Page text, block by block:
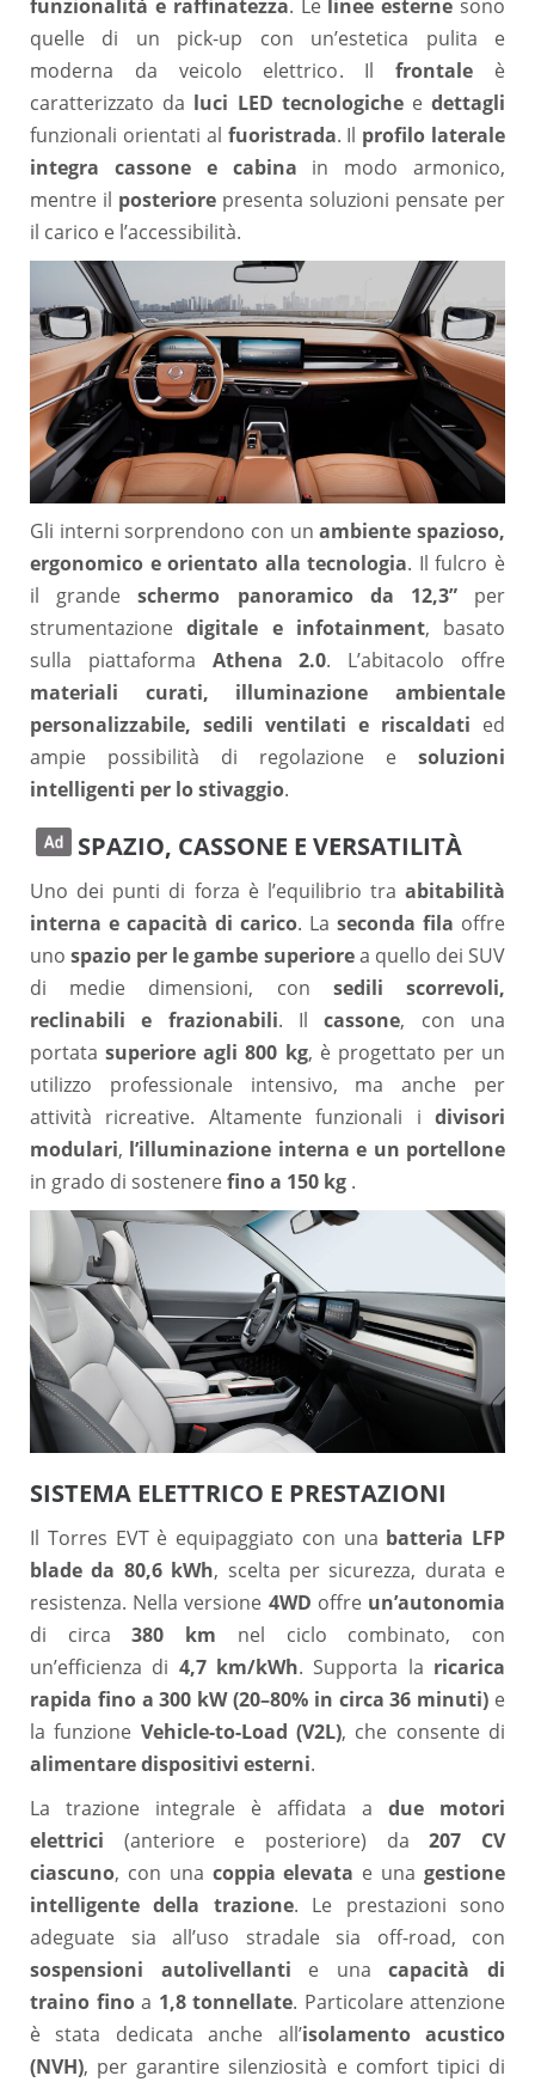
funzionalità e raffinatezza. Le linee esterne sono
quelle di un pick-up con un’estetica pulita e
moderna da veicolo elettrico. Ilfrontale è
caratterizzato da luci LED tecnologicheedettagli
funzionali orientati al fuoristrada. Il profilo laterale
integra cassone e cabina in modo armonico,
mentre il posteriore presenta soluzioni pensate per
il carico e l’accessibilità.
Gli interni sorprendono con unambiente spazioso,
ergonomico e orientato alla tecnologia. Il fulcro è
il grandeschermo panoramico da 12,3”per
strumentazionedigitale e infotainment, basato
sulla piattaforma Athena 2.0. L’abitacolo offre
materiali curati, illuminazione ambientale
personalizzabile, sedili ventilati e riscaldati ed
ampie possibilità di regolazione e soluzioni
intelligenti per lo stivaggio.
SPAZIO, CASSONE E VERSATILITÀ
Uno dei punti di forza è l’equilibrio tra abitabilità
interna e capacità di carico. La seconda fila offre
unospazio per le gambe superiorea quello dei SUV
di medie dimensioni, con sedili scorrevoli,
reclinabili e frazionabili. Ilcassone, con una
portatasuperiore agli 800 kg, è progettato per un
utilizzo professionale intensivo, ma anche per
attività ricreative. Altamente funzionali i divisori
modulari, l’illuminazione interna e un portellone
in grado di sostenerefino a 150 kg .
SISTEMA ELETTRICO E PRESTAZIONI
Il Torres EVT è equipaggiato con una batteria LFP
blade da 80,6 kWh, scelta per sicurezza, durata e
resistenza. Nella versione 4WD offre un’autonomia
di circa380 km nel ciclo combinato, con
un’efficienza di 4,7 km/kWh. Supporta la ricarica
rapida fino a 300 kW (20–80% in circa 36 minuti) e
la funzione Vehicle-to-Load (V2L), che consente di
alimentare dispositivi esterni.
La trazione integrale è affidata a due motori
elettrici (anteriore e posteriore) da207 CV
ciascuno, con una coppia elevata e unagestione
intelligente della trazione. Le prestazioni sono
adeguate sia all’uso stradale sia off-road, con
sospensioni autolivellanti e unacapacità di
traino finoa 1,8 tonnellate. Particolare attenzione
è stata dedicata anche all’isolamento acustico
(NVH), per garantire silenziosità e comfort tipici di